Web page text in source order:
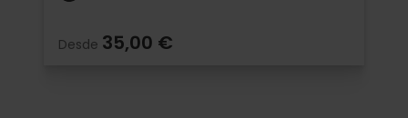
Desde 35,00 €